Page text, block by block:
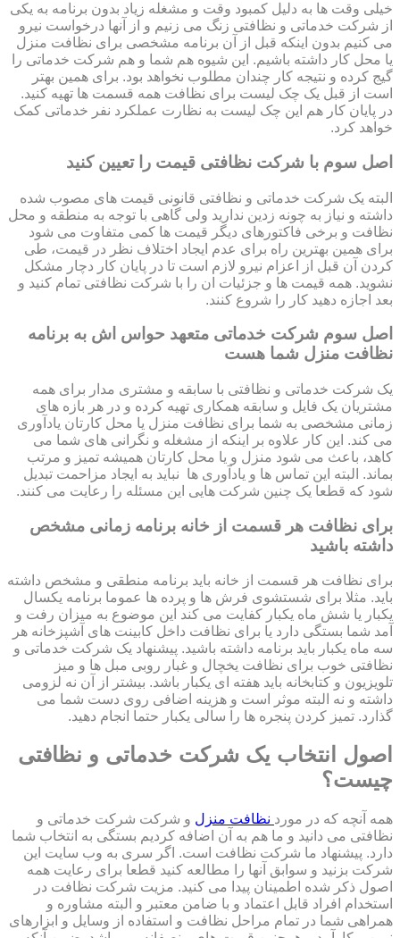
خیلی وقت ها به دلیل کمبود وقت و مشغله زیاد بدون برنامه به یکی
از شرکت خدماتی و نظافتی زنگ می زنیم و از آنها درخواست نیرو
می کنیم بدون اینکه قبل از آن برنامه مشخصی برای نظافت منزل
یا محل کار داشته باشیم. این شیوه هم شما و هم شرکت خدماتی را
گیج کرده و نتیجه کار چندان مطلوب نخواهد بود. برای همین بهتر
است از قبل یک چک لیست برای نظافت همه قسمت ها تهیه کنید.
در پایان کار هم این چک لیست به نظارت عملکرد نفر خدماتی کمک
خواهد کرد.
اصل سوم با شرکت نظافتی قیمت را تعیین کنید
البته یک شرکت خدماتی و نظافتی قانونی قیمت های مصوب شده
داشته و نیاز به چونه زدین ندارید ولی گاهی با توجه به منطقه و محل
نظافت و برخی فاکتورهای دیگر قیمت ها کمی متفاوت می شود
برای همین بهترین راه برای عدم ایجاد اختلاف نظر در قیمت، طی
کردن آن قبل از اعزام نیرو لازم است تا در پایان کار دچار مشکل
نشوید. همه قیمت ها و جزئیات ان را با شرکت نظافتی تمام کنید و
بعد اجازه دهید کار را شروع کنند.
اصل سوم شرکت خدماتی متعهد حواس اش به برنامه
نظافت منزل شما هست
یک شرکت خدماتی و نظافتی با سابقه و مشتری مدار برای همه
مشتریان یک فایل و سابقه همکاری تهیه کرده و در هر بازه های
زمانی مشخصی به شما برای نظافت منزل یا محل کارتان یادآوری
می کند. این کار علاوه بر اینکه از مشغله و نگرانی های شما می
کاهد، باعث می شود منزل و یا محل کارتان همیشه تمیز و مرتب
بماند. البته این تماس ها و یادآوری ها نباید به ایجاد مزاحمت تبدیل
شود که قطعا یک چنین شرکت هایی این مسئله را رعایت می کنند.
برای نظافت هر قسمت از خانه برنامه زمانی مشخص
داشته باشید
برای نظافت هر قسمت از خانه باید برنامه منطقی و مشخص داشته
باید. مثلا برای شستشوی فرش ها و پرده ها عموما برنامه یکسال
یکبار یا شش ماه یکبار کفایت می کند این موضوع به میزان رفت و
آمد شما بستگی دارد یا برای نظافت داخل کابینت های آشپزخانه هر
سه ماه یکبار باید برنامه داشته باشید. پیشنهاد یک شرکت خدماتی و
نظافتی خوب برای نظافت یخچال و غبار روبی مبل ها و میز
تلویزیون و کتابخانه باید هفته ای یکبار باشد. بیشتر از آن نه لزومی
داشته و نه البته موثر است و هزینه اضافی روی دست شما می
گذارد. تمیز کردن پنجره ها را سالی یکبار حتما انجام دهید.
اصول انتخاب یک شرکت خدماتی و نظافتی
چیست؟
همه آنچه که در مورد نظافت منزل و شرکت شرکت خدماتی و
نظافتی می دانید و ما هم به آن اضافه کردیم بستگی به انتخاب شما
دارد. پیشنهاد ما شرکت نظافت است. اگر سری به وب سایت این
شرکت بزنید و سوابق آنها را مطالعه کنید قطعا برای رعایت همه
اصول ذکر شده اطمینان پیدا می کنید. مزیت شرکت نظافت در
استخدام افراد قابل اعتماد و با ضامن معتبر و البته مشاوره و
همراهی شما در تمام مراحل نظافت و استفاده از وسایل و ابزارهای